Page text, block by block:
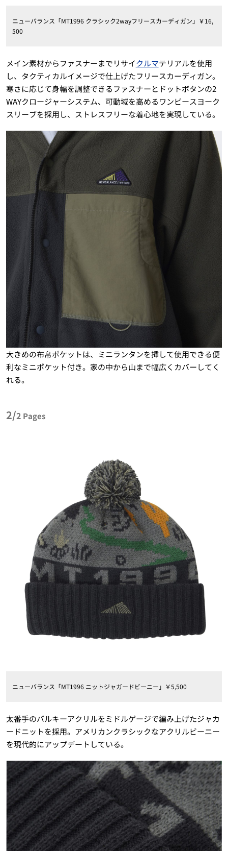
ニューバランス「MT1996 クラシック2wayフリースカーディガン」￥16,
500
メイン素材からファスナーまでリサイクルマテリアルを使用
し、タクティカルイメージで仕上げたフリースカーディガン。
寒さに応じて身幅を調整できるファスナーとドットボタンの2
WAYクロージャーシステム、可動域を高めるワンピースヨーク
スリーブを採用し、ストレスフリーな着心地を実現している。
大きめの布帛ポケットは、ミニランタンを挿して使用できる便
利なミニポケット付き。家の中から山まで幅広くカバーしてく
れる。
2/2 Pages
ニューバランス「MT1996 ニットジャガードビーニー」￥5,500
太番手のバルキーアクリルをミドルゲージで編み上げたジャカ
ードニットを採用。アメリカンクラシックなアクリルビーニー
を現代的にアップデートしている。